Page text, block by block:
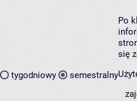
tygodniowy semestralny
Po
się